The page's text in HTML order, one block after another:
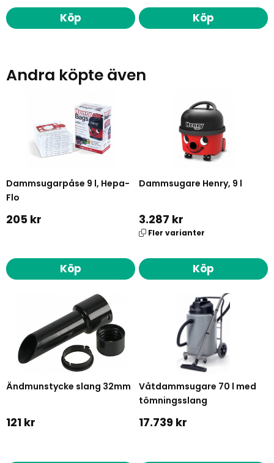
Köp Köp
Andra köpte även
Dammsugarpåse 9 l, Hepa-
Flo
205 kr
Köp
Dammsugare Henry, 9 l
3.287 kr
Fler varianter
Köp
Ändmunstycke slang 32mm
121 kr
Våtdammsugare 70 l med
tömningsslang
17.739 kr